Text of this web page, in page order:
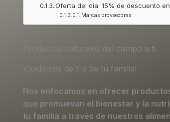
Oferta del día: 15% de descuento
Marcas proveedoras:
Productos naturales del campo a ti.
¡Cuidamos de ti y de tu familia!
Nos enfocamos en ofrecer
que promuevan el bienestar y la
tu familia a través de nuestros